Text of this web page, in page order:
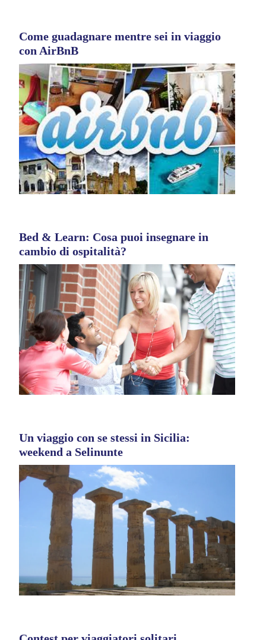
Come guadagnare mentre sei in viaggio
con AirBnB
Bed & Learn: Cosa puoi insegnare in
cambio di ospitalità?
Un viaggio con se stessi in Sicilia:
weekend a Selinunte